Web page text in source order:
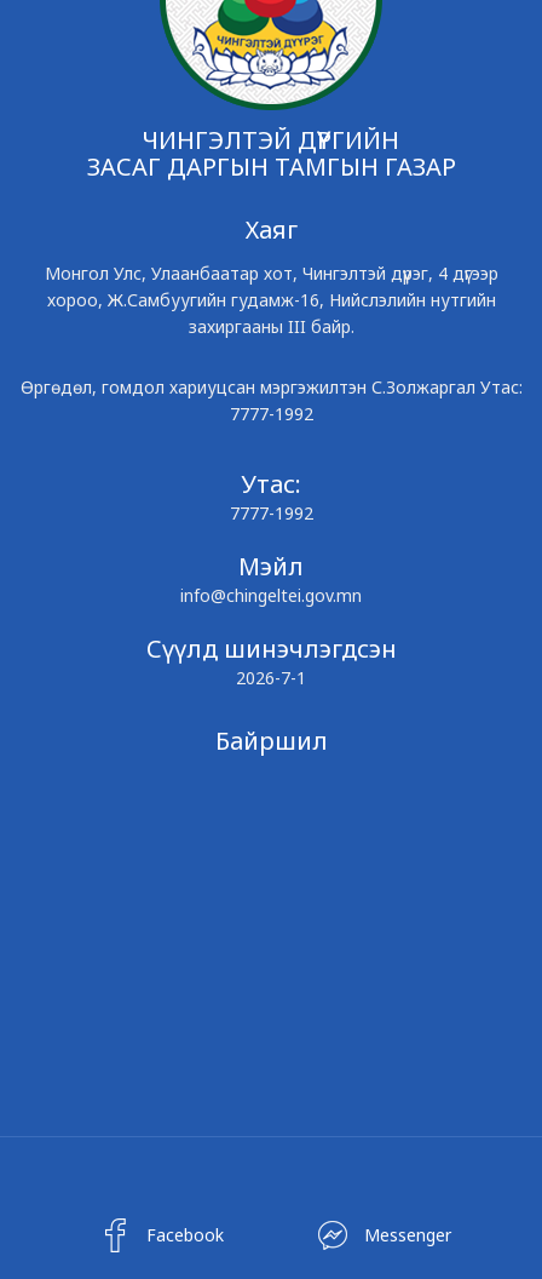
ЧИНГЭЛТЭЙ ДҮҮРГИЙН
ЗАСАГ ДАРГЫН ТАМГЫН ГАЗАР
Хаяг
Монгол Улс, Улаанбаатар хот, Чингэлтэй дүүрэг, 4 дүгээр
хороо, Ж.Самбуугийн гудамж-16, Нийслэлийн нутгийн
захиргааны III байр.
Өргөдөл, гомдол хариуцсан мэргэжилтэн С.Золжаргал Утас:
7777-1992
Утас:
7777-1992
Мэйл
info@chingeltei.gov.mn
Сүүлд шинэчлэгдсэн
2026-7-1
Байршил
Facebook Messenger